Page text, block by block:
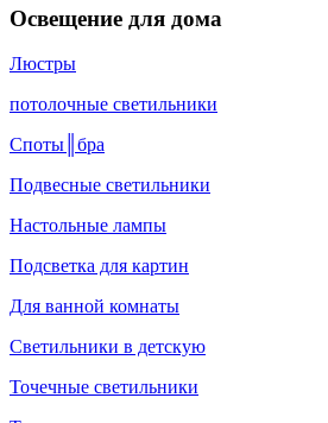
Освещение для дома
Люстры
потолочные светильники
Споты║бра
Подвесные светильники
Настольные лампы
Подсветка для картин
Для ванной комнаты
Светильники в детскую
Точечные светильники